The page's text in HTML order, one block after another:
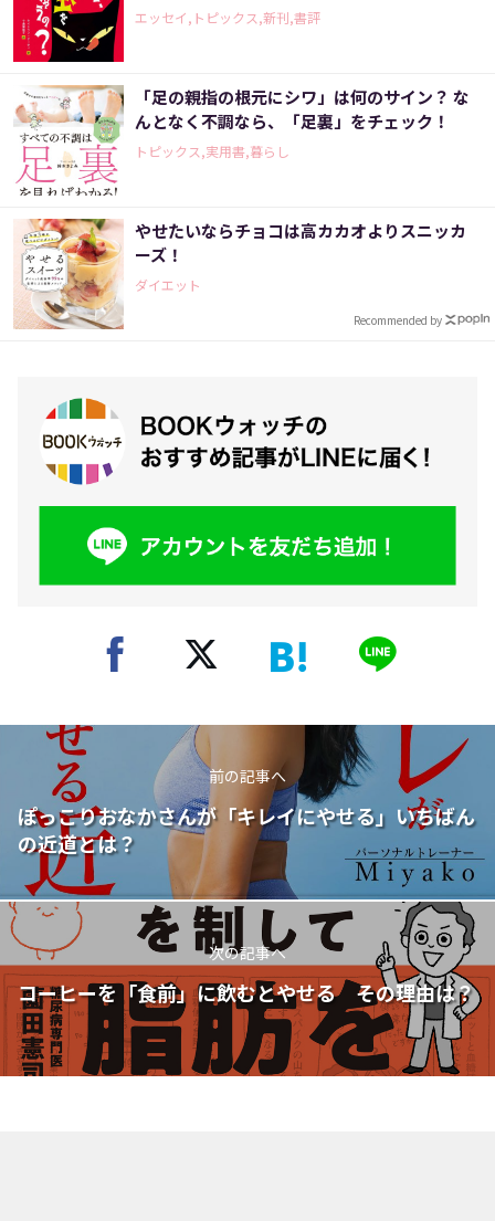
エッセイ,トピックス,新刊,書評
「足の親指の根元にシワ」は何のサイン？ な
んとなく不調なら、「足裏」をチェック！
トピックス,実用書,暮らし
やせたいならチョコは高カカオよりスニッカ
ーズ！
ダイエット
Recommended by
前の記事へ
ぽっこりおなかさんが「キレイにやせる」いちばん
の近道とは？
次の記事へ
コーヒーを「食前」に飲むとやせる その理由は？